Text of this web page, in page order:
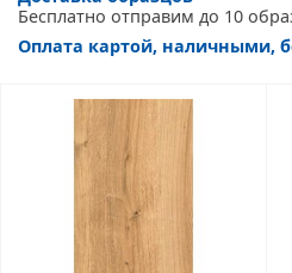
Бесплатно отправим до 10
Оплата картой, наличными,